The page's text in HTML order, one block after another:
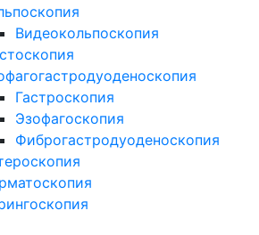
Видеокольпоскопия
Гастроскопия
Эзофагоскопия
Фиброгастродуоденоскопия